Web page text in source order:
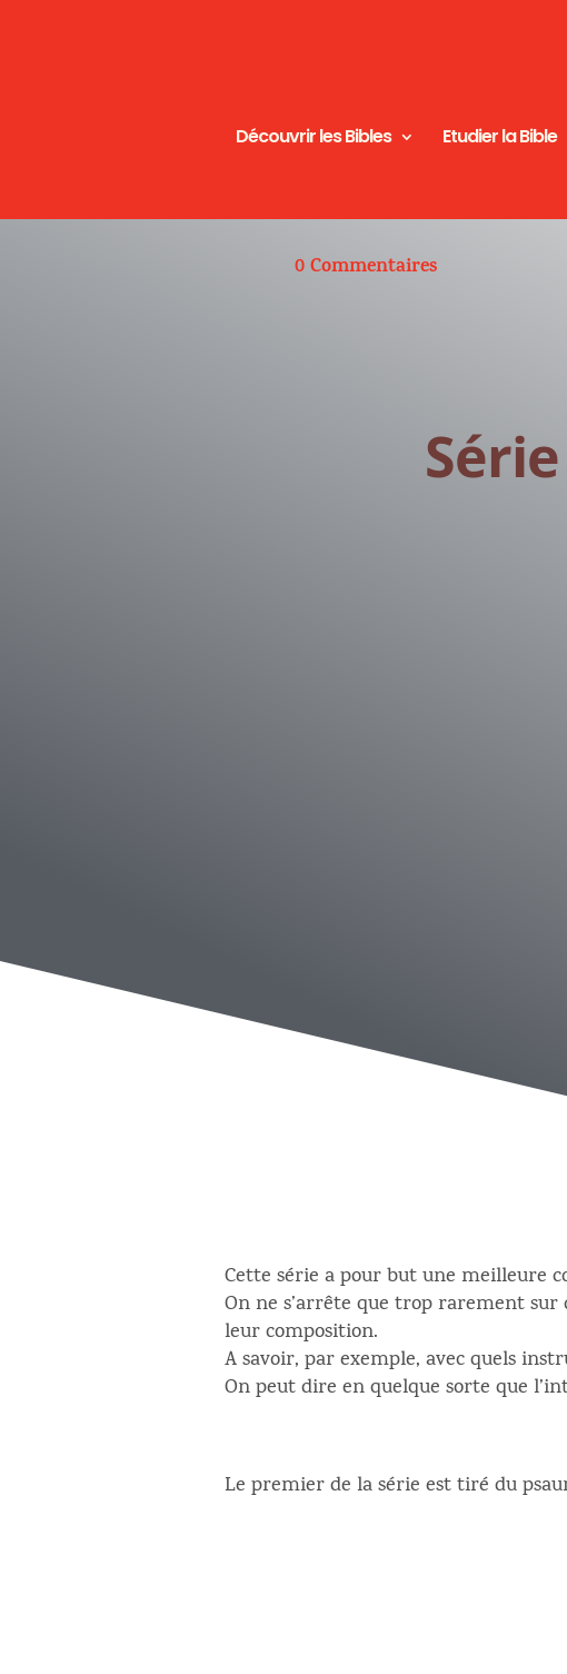
Découvrir les Bibles Etudier la Bible
0 Commentaires
Cette série a pour but une meilleure
On ne s’arrête que trop rarement
leur composition.
A savoir, par exemple, avec quels
On peut dire en quelque sorte que
Le premier de la série est tiré du